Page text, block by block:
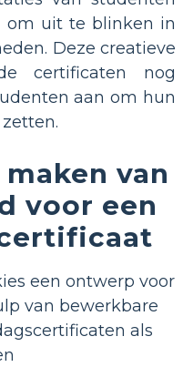
om uit te blinken in
Deze creatieve
certificaten nog
aan om hun
van
voor een
een ontwerp voor
van bewerkbare
als